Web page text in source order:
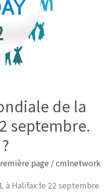
de la
septembre.
page /cmlnetwork
à Halifax le 22 septembre